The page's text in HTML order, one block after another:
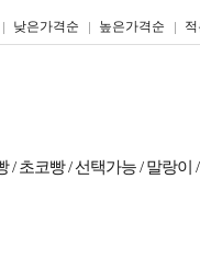
낮은가격순 높은가격순
/ 초코빵 / 선택가능 / 말랑이